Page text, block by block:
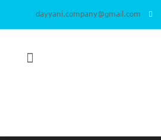
dayyani.company@gmail.com